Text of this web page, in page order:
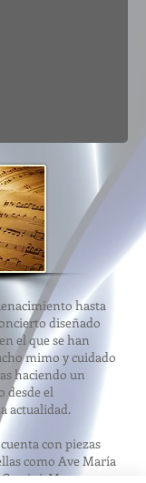
hasta
diseñado
el que se han
mimo y cuidado
haciendo un
desde el
actualidad.
con piezas
como Ave María
Marraco, etc